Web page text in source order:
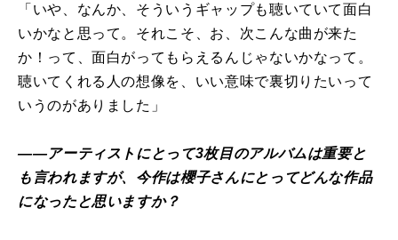
「いや、なんか、そういうギャップも聴いていて面白
いかなと思って。それこそ、お、次こんな曲が来た
か！って、面白がってもらえるんじゃないかなって。
聴いてくれる人の想像を、いい意味で裏切りたいって
いうのがありました」
――アーティストにとって3枚目のアルバムは重要と
も言われますが、今作は櫻子さんにとってどんな作品
になったと思いますか？